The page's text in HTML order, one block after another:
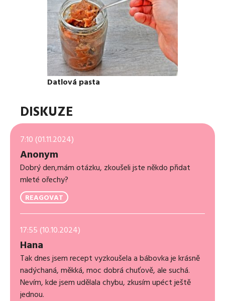
Datlová pasta
DISKUZE
7:10 (01.11.2024)
Anonym
Dobrý den,mám otázku, zkoušeli jste někdo přidat
mleté ořechy?
REAGOVAT
17:55 (10.10.2024)
Hana
Tak dnes jsem recept vyzkoušela a bábovka je krásně
nadýchaná, měkká, moc dobrá chuťově, ale suchá.
Nevím, kde jsem udělala chybu, zkusím upéct ještě
jednou.